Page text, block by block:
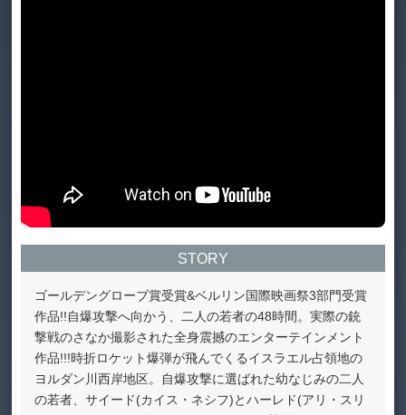
STORY
ゴールデングローブ賞受賞&ベルリン国際映画祭3部門受賞
作品!!自爆攻撃へ向かう、二人の若者の48時間。実際の銃
撃戦のさなか撮影された全身震撼のエンターテインメント
作品!!!時折ロケット爆弾が飛んでくるイスラエル占領地の
ヨルダン川西岸地区。自爆攻撃に選ばれた幼なじみの二人
の若者、サイード(カイス・ネシフ)とハーレド(アリ・スリ